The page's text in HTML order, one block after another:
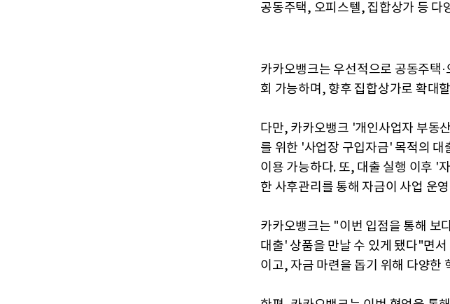
공동주택, 오피스텔, 집합상가 등 다
카카오뱅크는 우선적으로 공동주택
회 가능하며, 향후 집합상가로 확대
다만, 카카오뱅크 '개인사업자 부동
를 위한 '사업장 구입자금' 목적의
이용 가능하다. 또, 대출 실행 이후 '
한 사후관리를 통해 자금이 사업 운
카카오뱅크는 "이번 입점을 통해 보
대출' 상품을 만날 수 있게 됐다"면
이고, 자금 마련을 돕기 위해 다양한